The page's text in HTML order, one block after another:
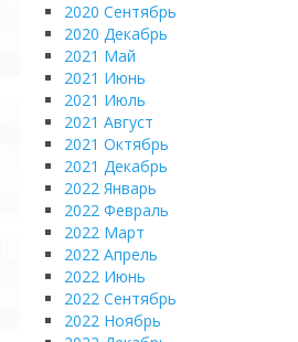
2020 Сентябрь
2020 Декабрь
2021 Май
2021 Июнь
2021 Июль
2021 Август
2021 Октябрь
2021 Декабрь
2022 Январь
2022 Февраль
2022 Март
2022 Апрель
2022 Июнь
2022 Сентябрь
2022 Ноябрь